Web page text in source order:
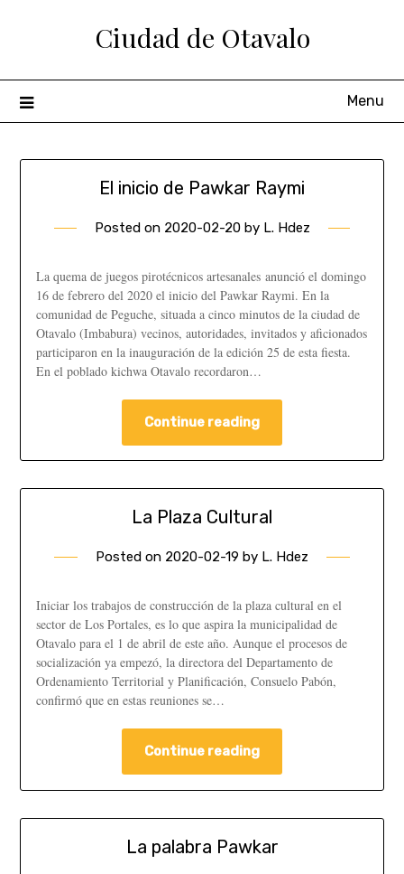
Ciudad de Otavalo
Menu
El inicio de Pawkar Raymi
Posted on 2020-02-20by L. Hdez
La quema de juegos pirotécnicos artesanales anunció el domingo
16 de febrero del 2020 el inicio del Pawkar Raymi. En la
comunidad de Peguche, situada a cinco minutos de la ciudad de
Otavalo (Imbabura) vecinos, autoridades, invitados y aficionados
participaron en la inauguración de la edición 25 de esta fiesta.
En el poblado kichwa Otavalo recordaron…
Continue reading
La Plaza Cultural
Posted on 2020-02-19 by L. Hdez
Iniciar los trabajos de construcción de la plaza cultural en el
sector de Los Portales, es lo que aspira la municipalidad de
Otavalo para el 1 de abril de este año. Aunque el procesos de
socialización ya empezó, la directora del Departamento de
Ordenamiento Territorial y Planificación, Consuelo Pabón,
confirmó que en estas reuniones se…
Continue reading
La palabra Pawkar